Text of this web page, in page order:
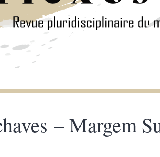
– Margem